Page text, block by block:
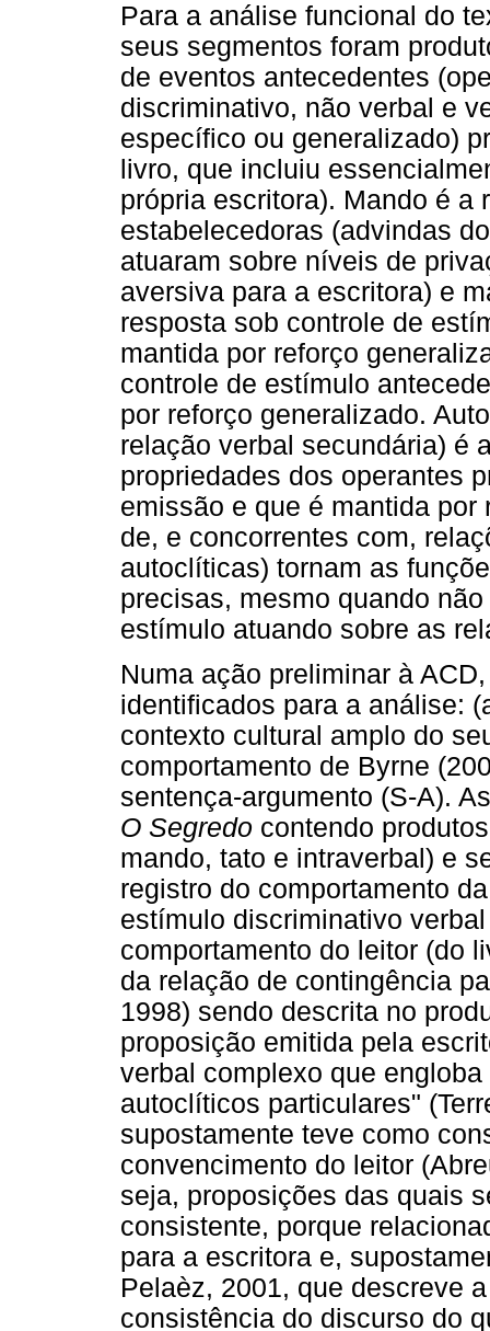
Para a análise funcional do
seus segmentos foram
de eventos antecedentes
discriminativo, não verbal e
específico ou generalizado)
livro, que incluiu
própria escritora). Mando é a
estabelecedoras (advindas
atuaram sobre níveis de
aversiva para a escritora) e
resposta sob controle de
mantida por reforço
controle de estímulo
por reforço generalizado.
relação verbal secundária) é
propriedades dos operantes
emissão e que é mantida
de, e concorrentes com,
autoclíticas) tornam as
precisas, mesmo quando
estímulo atuando sobre as
Numa ação preliminar à
identificados para a análise:
contexto cultural amplo do
comportamento de Byrne
sentença-argumento (S-A).
O Segredo contendo
mando, tato e intraverbal) e
registro do comportamento
estímulo discriminativo
comportamento do leitor (do
da relação de contingência
1998) sendo descrita no
proposição emitida pela
verbal complexo que
autoclíticos particulares"
supostamente teve como
convencimento do leitor
seja, proposições das quais
consistente, porque
para a escritora e,
Pelaèz, 2001, que descreve
consistência do discurso do